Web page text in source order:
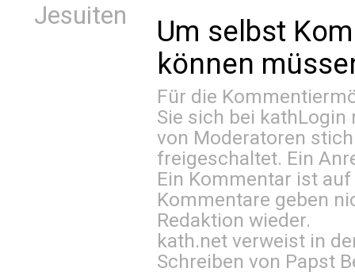
Jesuiten
Um selbst
können
Für die
Sie sich bei kathLogin
von Moderatoren
freigeschaltet. Ein
Ein Kommentar ist
Kommentare geben
Redaktion wieder.
kath.net verweist in
Schreiben von Papst